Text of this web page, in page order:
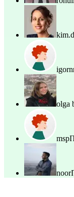
olga
msp
noor